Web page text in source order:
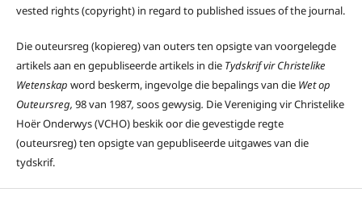
vested rights (copyright) in regard to published issues of the journal.
Die outeursreg (kopiereg) van outers ten opsigte van voorgelegde
artikels aan en gepubliseerde artikels in die Tydskrif vir Christelike
Wetenskap word beskerm, ingevolge die bepalings van dieWet op
Outeursreg, 98 van 1987, soos gewysig. Die Vereniging vir Christelike
Hoër Onderwys (VCHO) beskik oor die gevestigde regte
(outeursreg) ten opsigte van gepubliseerde uitgawes van die
tydskrif.